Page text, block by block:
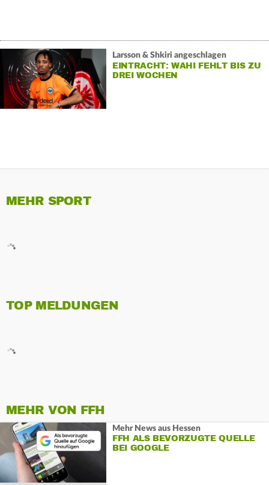
Larsson & Shkiri angeschlagen
EINTRACHT: WAHI FEHLT BIS ZU
DREI WOCHEN
MEHR SPORT
TOP MELDUNGEN
MEHR VON FFH
Mehr News aus Hessen
FFH ALS BEVORZUGTE QUELLE
BEI GOOGLE